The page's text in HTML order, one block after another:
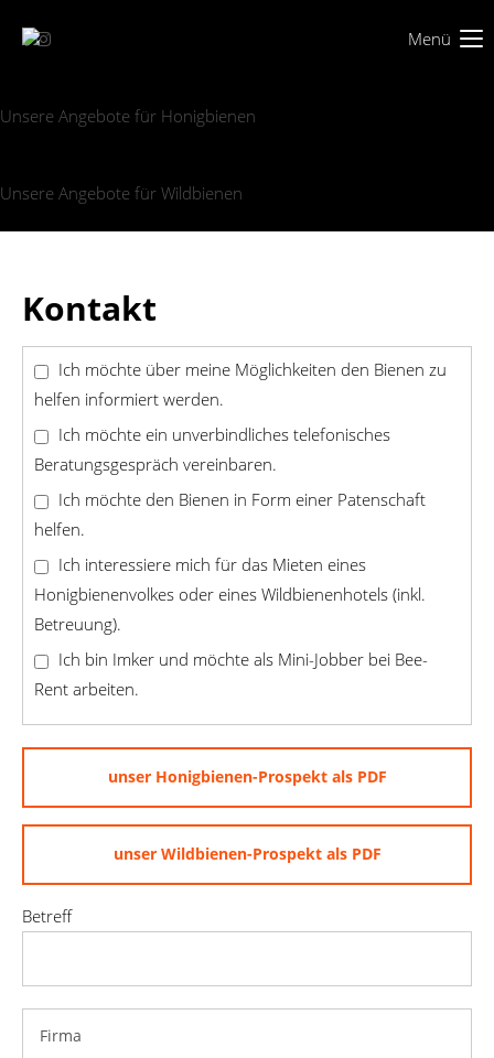
Menü
Unsere Angebote für Honigbienen
Unsere Angebote für Wildbienen
Kontakt
Ich möchte über meine Möglichkeiten den Bienen zu
helfen informiert werden.
Ich möchte ein unverbindliches telefonisches
Beratungsgespräch vereinbaren.
Ich möchte den Bienen in Form einer Patenschaft
helfen.
Ich interessiere mich für das Mieten eines
Honigbienenvolkes oder eines Wildbienenhotels (inkl.
Betreuung).
Ich bin Imker und möchte als Mini-Jobber bei Bee-
Rent arbeiten.
unser Honigbienen-Prospekt als PDF
unser Wildbienen-Prospekt als PDF
Betreff